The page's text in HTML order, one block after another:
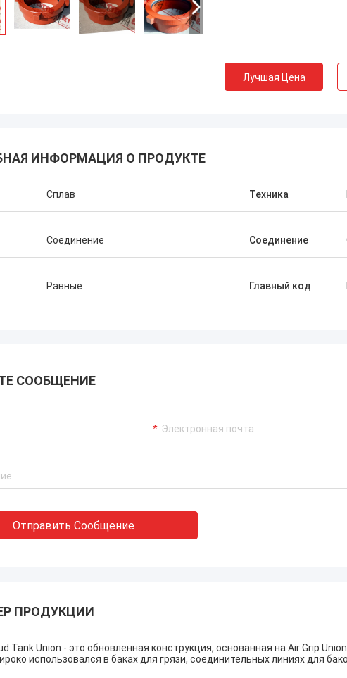
Лучшая Цена
ИНФОРМАЦИЯ О ПРОДУКТЕ
Сплав Техника
Соединение Соединение
Равные Главный код
СООБЩЕНИЕ
Отправить Сообщение
ПРОДУКЦИИ
Tank Union - это обновленная конструкция, основанная на Air Grip
использовался в баках для грязи, соединительных линиях для